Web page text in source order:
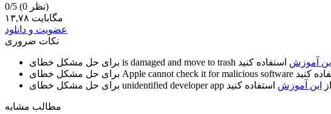
0/5
(0 نظر)
۱۳,۷۸ مگابایت
عضویت و دانلود
نکات ضروری
is damaged and move to trash این آموزش
Apple cannot check it for malicious software
unidentified developer app از این آموزش
مطالب مشابه